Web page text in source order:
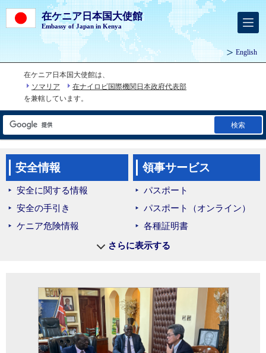
在ケニア日本国大使館
Embassy of Japan in Kenya
English
在ケニア日本国大使館は、
ソマリア
在ナイロビ国際機関日本政府代表部
を兼轄しています。
検索
さらに表示する
安全情報
安全に関する情報
安全の手引き
ケニア危険情報
領事サービス
パスポート
パスポート（オンライン）
各種証明書
在留届
領事手数料
電子渡航認証 (eTA)
世界の医療事情 (ケニア)
堀臨時代理大使による令和4年度対
UNFPA令和7年度日本政府補正予算事業ローンチ・イベント「令和8年5月12日掲載」